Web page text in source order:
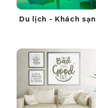
Du lịch - Khách sạn